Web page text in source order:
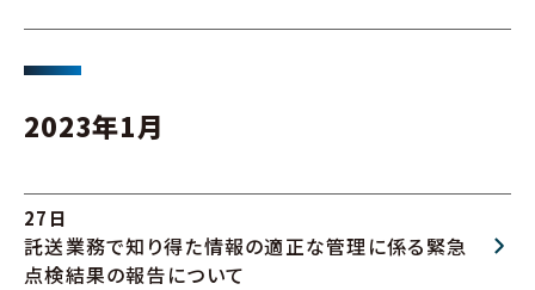
2023年1月
27日
託送業務で知り得た情報の適正な管理に係る緊急
点検結果の報告について